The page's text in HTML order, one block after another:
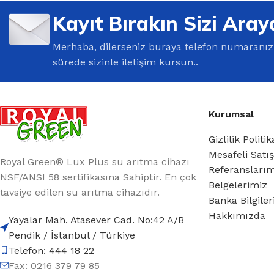
Ev tipi su arıtma cihazları
Satınal
Kayıt Bırakın Sizi
Merhaba, dilerseniz buraya telefon
sürede sizinle iletişim kursun..
Royal Green® Lux Plus su arıtma cihazı
NSF/ANSI 58 sertifikasına Sahiptir. En çok
tavsiye edilen su arıtma cihazıdır.
Yayalar Mah. Atasever Cad. No:42 A/B
Pendik / İstanbul / Türkiye
Telefon: 444 18 22
Fax: 0216 379 79 85
Kurumsal
Gizlilik
Mesafeli
Belgelerimiz
Banka
Hakkımızda